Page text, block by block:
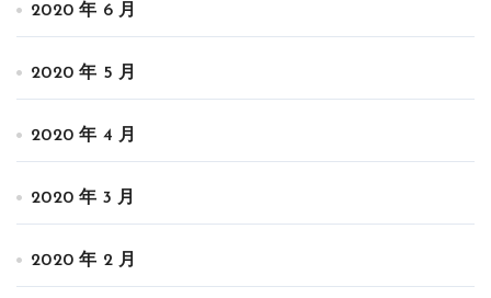
2020 年 6 月
2020 年 5 月
2020 年 4 月
2020 年 3 月
2020 年 2 月